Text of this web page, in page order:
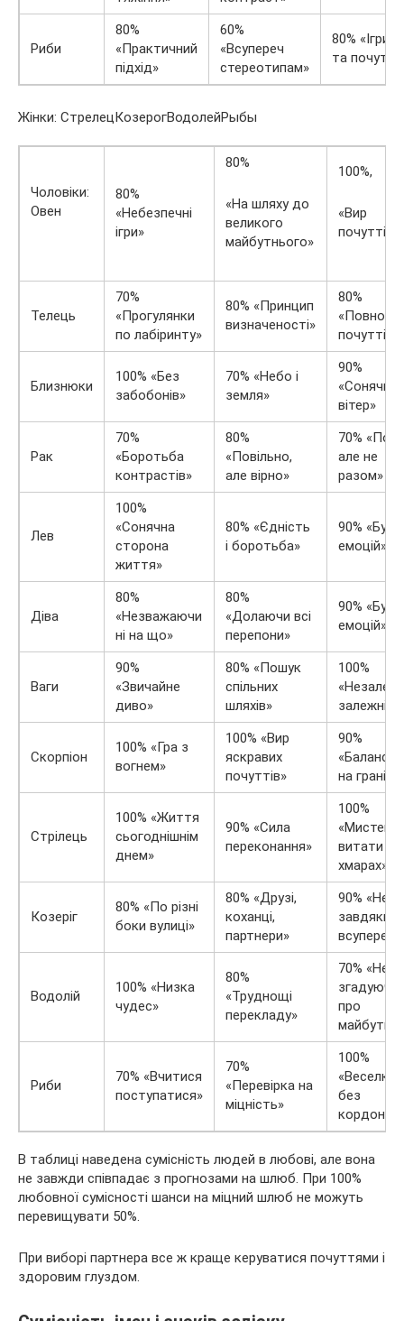
Риби
80%
«Практичний
підхід»
60%
«Всупереч
стереотипам»
80% «Ігри
та
Жінки: СтрелецКозерогВодолейРыбы
Чоловіки:
Овен
80%
«Небезпечні
ігри»
80%
«На шляху до
великого
майбутнього»
100%,
«Вир
почуттів»
Телець
70%
«Прогулянки
по лабіринту»
80% «Принцип
визначеності»
80%
«Повнота
почуттів»
Близнюки
100% «Без
забобонів»
70% «Небо і
земля»
90%
«Сонячний
вітер»
Рак
70%
«Боротьба
контрастів»
80%
«Повільно,
але вірно»
70%
але не
разом»
Лев
100%
«Сонячна
сторона
життя»
80% «Єдність
і боротьба»
90% «Буря
емоцій»
Діва
80%
«Незважаючи
ні на що»
80%
«Долаючи всі
перепони»
90% «Буря
емоцій»
Ваги
90%
«Звичайне
диво»
80% «Пошук
спільних
шляхів»
100%
Скорпіон
100% «Гра з
вогнем»
100% «Вир
яскравих
почуттів»
90%
на грані»
Стрілець
100% «Життя
сьогоднішнім
днем»
90% «Сила
переконання»
100%
витати в
хмарах»
Козеріг
80% «По різні
боки вулиці»
80% «Друзі,
коханці,
партнери»
90% «Не
завдяки, а
всупереч»
Водолій
100% «Низка
чудес»
80%
«Труднощі
перекладу»
70% «Не
згадуючи
про
майбутнє»
Риби
70% «Вчитися
поступатися»
70%
«Перевірка на
міцність»
100%
«Веселка
без
кордонів»
В таблиці наведена сумісність людей в любові, але вона
не завжди співпадає з прогнозами на шлюб. При 100%
любовної сумісності шанси на міцний шлюб не можуть
перевищувати 50%.
При виборі партнера все ж краще керуватися почуттями і
здоровим глуздом.